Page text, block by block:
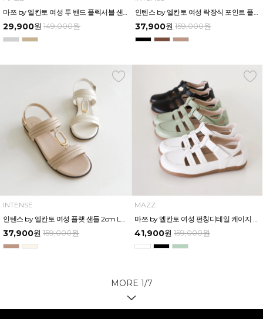
마쯔 by 엘칸토 여성 투 밴드 플렉서블 샌들 2.5cm LCWW55M426
29,900원 149,000원
인텐스 by 엘칸토 여성 락장식 포인트 플랫 샌들 2cm LCWW50I526
37,900원 159,000원
INTENSE
인텐스 by 엘칸토 여성 플랫 샌들 2cm LCWW32I526
37,900원 159,000원
MAZZ
마쯔 by 엘칸토 여성 펀칭디테일 케이지 오픈 슈즈 2.5cm LCWC93M613
41,900원 159,000원
MORE 1/7